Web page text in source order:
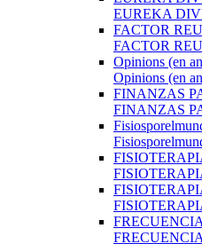
EUREKA
FACTOR
FACTOR
Opinions (en
Opinions (en
FINANZAS
FINANZAS